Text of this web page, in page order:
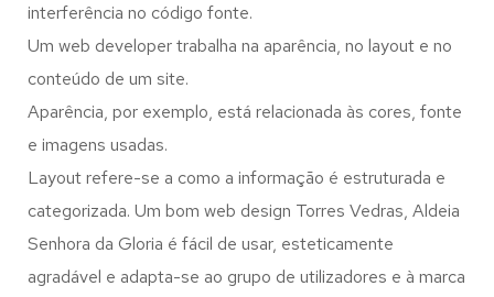
interferência no código fonte.
Um web developer trabalha na aparência, no layout e no
conteúdo de um site.
Aparência, por exemplo, está relacionada às cores, fonte
e imagens usadas.
Layout refere-se a como a informação é estruturada e
categorizada. Um bom web design Torres Vedras, Aldeia
Senhora da Gloria é fácil de usar, esteticamente
agradável e adapta-se ao grupo de utilizadores e à marca